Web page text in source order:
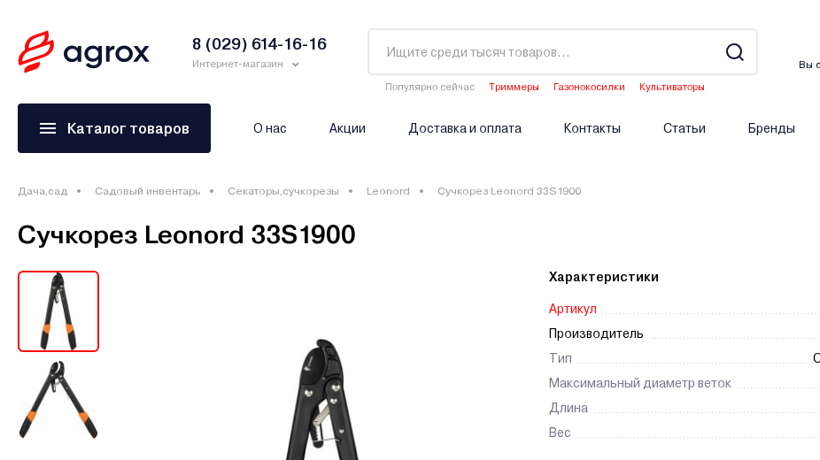
8 (029) 614-16-16
Интернет-магазин
Популярно сейчас Триммеры Газонокосилки
Культиваторы
Вы
Каталог товаров О нас Акции Доставка и оплата Контакты Статьи Бренды
Дача,сад Садовый инвентарь Секаторы,сучкорезы Leonord Сучкорез Leonord 33S1900
Сучкорез Leonord 33S1900
Характеристики
Артикул
Производитель
Тип
Максимальный диаметр веток
Длина
Вес